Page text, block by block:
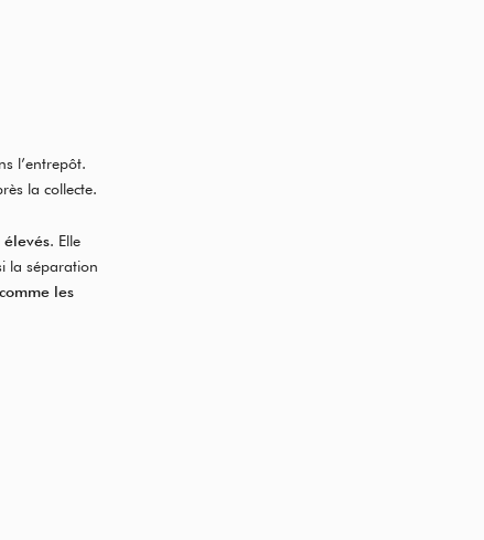
l’entrepôt.
la collecte.
élevés. Elle
la séparation
les